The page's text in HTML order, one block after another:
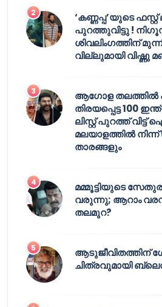
‘കണ്ണപ്പ’യുടെ
പുറത്തുവിട്ടു !
ശിവലിംഗത്തിന്
വില്ലുമായി വിഷ്ണു
ആഗോള തലത്തിൽ
തിരയപ്പെട്ട 100
ലിസ്റ്റ് പുറത്ത്
മലയാളത്തിൽ
താരങ്ങളും
മമ്മൂട്ടിയുടെ
വരുന്നു; ആറാം
തലമുറ?
ആടുജീവിതത്തിന്
ചിത്രവുമായി